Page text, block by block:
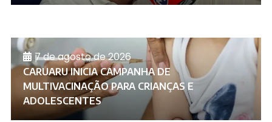
7 de agosto de 2026
CARUARU INICIA CAMPANHA DE
MULTIVACINAÇÃO PARA CRIANÇAS E
ADOLESCENTES